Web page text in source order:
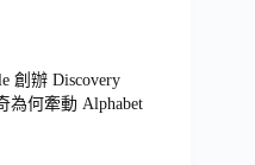
創辦 Discovery
為何牽動 Alphabet